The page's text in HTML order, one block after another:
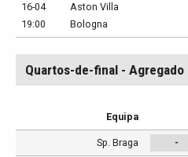
16-04
19:00
Aston Villa
Bologna
Quartos-de-final - Agregado
Equipa
Sp. Braga -